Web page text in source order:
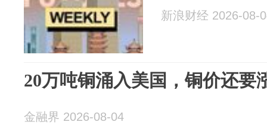
新浪财经 2026-08-
20万吨铜涌入美国，铜价还要
金融界 2026-08-04